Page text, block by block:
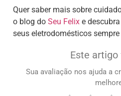
Quer saber mais sobre
o blog do Seu Felix e
seus eletrodomésticos
Este
Sua avaliação nos ajuda a